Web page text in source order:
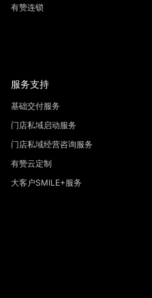
有赞连锁
服务支持
基础交付服务
门店私域启动服务
门店私域经营咨询服务
有赞云定制
大客户SMILE+服务